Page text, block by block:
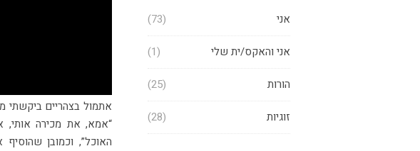
אתמול בצהריים ביקשתי מהראל שיעזור לי להכין ארוחה. הוא הסתכל עליי ואמר-
“אמא, את מכירה
האוכל”, וכמובן
אני (73)
אני והאקס/ית שלי (1)
הורות (25)
זוגיות (28)